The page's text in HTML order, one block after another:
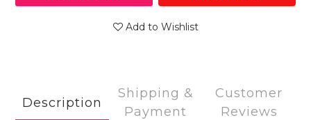
Add to Wishlist
Description
Shipping &
Payment
Customer
Reviews